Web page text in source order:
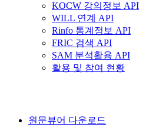
KOCW 강의정보 API
WILL 연계 API
Rinfo 통계정보 API
FRIC 검색 API
SAM 분석활용 API
활용 및 참여 현황
원문뷰어 다운로드